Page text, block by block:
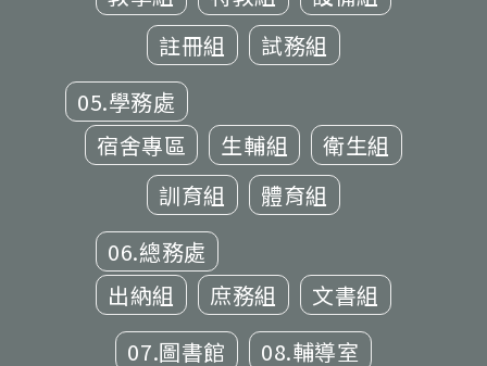
註冊組
試務組
05.學務處
宿舍專區
生輔組
衛生組
訓育組
體育組
06.總務處
出納組
庶務組
文書組
07.圖書館
08.輔導室